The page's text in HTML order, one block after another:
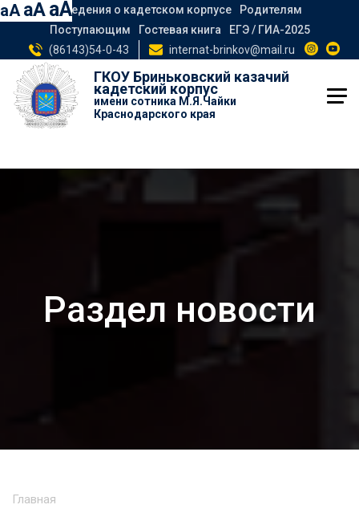
aA aAaA
Сведения о кадетском корпусе
Родителям
Поступающим
Гостевая книга
ЕГЭ / ГИА-2025
(86143)54-0-43
internat-brinkov@mail.ru
ГКОУ Бриньковский казачий
кадетский корпус
имени сотника М.Я.Чайки
Краснодарского края
Раздел новости
Главная